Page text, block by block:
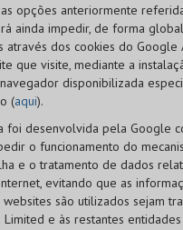
opções anteriormente
ainda impedir, de forma
através dos cookies do Google
que visite, mediante a
disponibilizada
(aqui).
foi desenvolvida pela Google
o funcionamento do
e o tratamento de dados
evitando que as
são utilizados sejam
e às restantes entidades